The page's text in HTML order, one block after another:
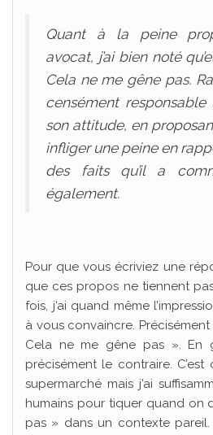
Quant à la peine
avocat, j’ai bien noté
Cela ne me gêne pas.
censément
son attitude, en
infliger une peine en
des faits qu’il a
également.
Pour que vous écriviez une
que ces propos ne tiennent
fois, j’ai quand même
à vous convaincre.
Cela ne me gêne pas ». En
précisément le contraire.
supermarché mais j’ai
humains pour tiquer quand on
pas » dans un contexte